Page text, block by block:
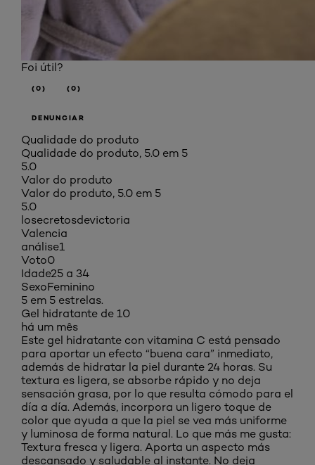
Foi útil?
(0) (0)
DENUNCIAR
Qualidade do produto
Qualidade do produto, 5.0 em 5
5.0
Valor do produto
Valor do produto, 5.0 em 5
5.0
losecretosdevictoria
Valencia
análise1
Voto0
Idade25 a 34
SexoFeminino
5 em 5 estrelas.
Gel hidratante de 10
há um mês
Este gel hidratante con vitamina C está pensado
para aportar un efecto “buena cara” inmediato,
además de hidratar la piel durante 24 horas. Su
textura es ligera, se absorbe rápido y no deja
sensación grasa, por lo que resulta cómodo para el
día a día. Además, incorpora un ligero toque de
color que ayuda a que la piel se vea más uniforme
y luminosa de forma natural. Lo que más me gusta:
Textura fresca y ligera. Aporta un aspecto más
descansado y saludable al instante. No deja